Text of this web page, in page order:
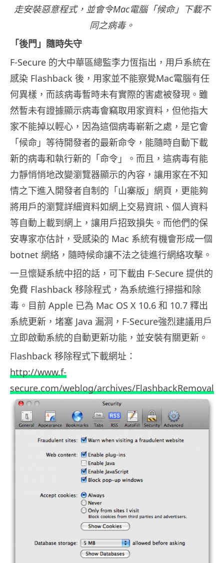
走安裝惡意程式， 並會令Mac電腦「候命」下載不
同之病毒。
「後門」隨時失守
F-Secure 的大中華區總監李力恆指出，用戶系統在
感染 Flashback 後，用家並不能察覺Mac電腦有任
何異樣， 而該病毒暫時未有實際的害處被發現。雖
然暫未有證據顯示病毒會竊取用家資料，但他指大
家不能掉以輕心，因為這個病毒嶄新之處， 是它會
「候命」等待開發者的最新命令， 能隨時自動下載
新的病毒和執行新的「命令」。而且， 這病毒有能
力靜悄悄地改變瀏覽器顯示的內容， 讓用家在不知
情之下進入開發者自制的「山寨版」網頁， 更能夠
將用戶的瀏覽詳細資料如網上交易資訊、 個人資料
等自動上載到網上，讓用戶招致損失。而他們的保
安專家亦估計，受感染的 Mac 系統有機會形成一個
botnet 網絡，隨時候命讓不法之徒進行網絡攻擊。
一旦懷疑系統中招的話，可下載由 F-Secure 提供的
免費 Flashback 移除程式，為系統進行掃描和除
毒。目前 Apple 已為 Mac OS X 10.6 和 10.7 釋出
系統更新，堵塞 Java 漏洞，F-Secure強烈建議用戶
立即啟動系統的自動更新功能 ，並安裝有關更新。
Flashback 移除程式下載網址：
http://www.f-
secure.com/weblog/archives/